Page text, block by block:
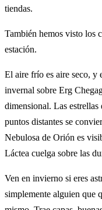
tiendas.
También hemos visto los
estación.
El aire frío es aire seco, y
invernal sobre Erg
dimensional. Las estrellas
puntos distantes se
Nebulosa de Orión es
Láctea cuelga sobre las
Ven en invierno si eres
simplemente alguien que